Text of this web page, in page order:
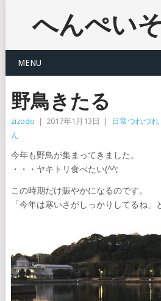
へんぺい
MENU
野鳥きたる
zizodo 2017年1月13日 日常つれづれ
ん
今年も野鳥が集まってきました。
・・・ヤキトリ食べたい(^^;
この時期だけ賑やかになるのです。
「今年は寒いさがしっかりしてるね」